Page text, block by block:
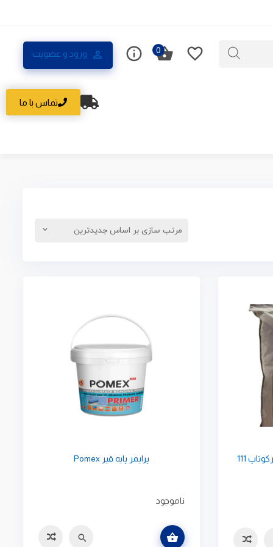
ورود و عضویت 0
تماس با ما
پوشش آب بند کننده 2 جزئی فرکوتاپ 111 پرایمر پایه قیر Pomex
ناموجود
مقایسه